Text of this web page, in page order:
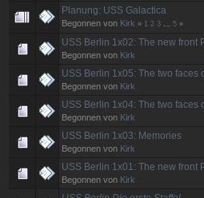
Planung: USS Galactica
Begonnen von Kirk « 1 2 3 ...5 »
USS Berlin 1x02: The new front
Begonnen von Kirk
USS Berlin 1x05: The two faces
Begonnen von Kirk
USS Berlin 1x04: The two faces
Begonnen von Kirk
USS Berlin 1x03: Memories
Begonnen von Kirk
USS Berlin 1x01: The new front
Begonnen von Kirk